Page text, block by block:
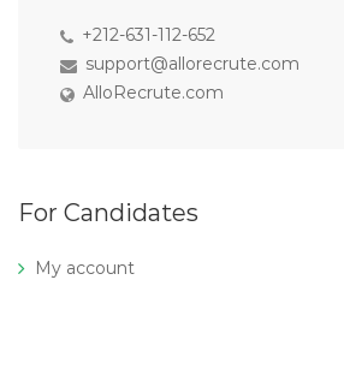
+212-631-112-652
support@allorecrute.com
AlloRecrute.com
For Candidates
My account